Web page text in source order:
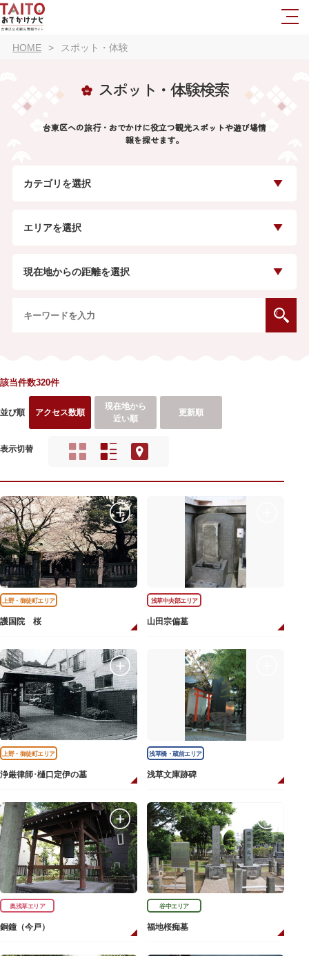
HOME スポット・体験
スポット・体験検索
台東区への旅行・おでかけに役立つ観光スポットや遊び場情
報を探せます。
カテゴリを選択
エリアを選択
現在地からの距離を選択
該当件数320件
並び順 アクセス数順
現在地から
近い順
更新順
表示切替
上野・御徒町エリア
護国院 桜
浅草中央部エリア
山田宗偏墓
上野・御徒町エリア
浄厳律師･樋口定伊の墓
浅草橋・蔵前エリア
浅草文庫跡碑
奥浅草エリア
銅鐘（今戸）
谷中エリア
福地桜痴墓